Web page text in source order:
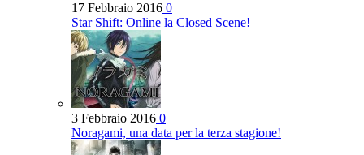
17 Febbraio 2016 0
Star Shift: Online la Closed Scene!
3 Febbraio 2016 0
Noragami, una data per la terza stagione!